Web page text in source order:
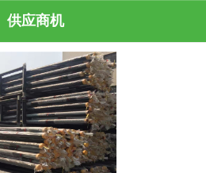
供应商机